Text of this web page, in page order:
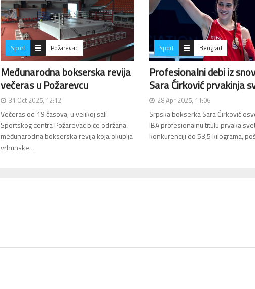
Sport Požarevac
Međunarodna bokserska revija
večeras u Požarevcu
31 Oct 2025, 12:12
Večeras od 19 časova, u velikoj sali
Sportskog centra Požarevac biće održana
međunarodna bokserska revija koja okuplja
vrhunske…
Sport Beograd
Profesionalni debi iz
Sara Ćirković prvakinja
28 Apr 2025, 11:06
Srpska bokserka Sara Ćirković
IBA profesionalnu titulu prvaka
konkurenciji do 53,5 kilograma,